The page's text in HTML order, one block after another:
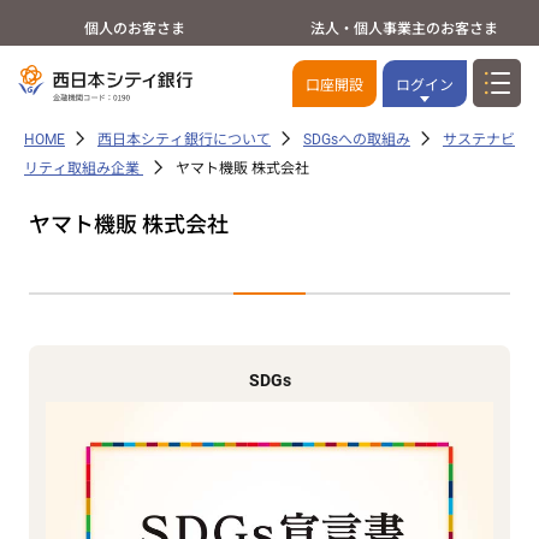
個人のお客さま 法人・個人事業主のお客さま
口座開設 ログイン
HOME 西日本シティ銀行について SDGsへの取組み
サステナビ
リティ取組み企業
ヤマト機販 株式会社
ヤマト機販 株式会社
SDGs